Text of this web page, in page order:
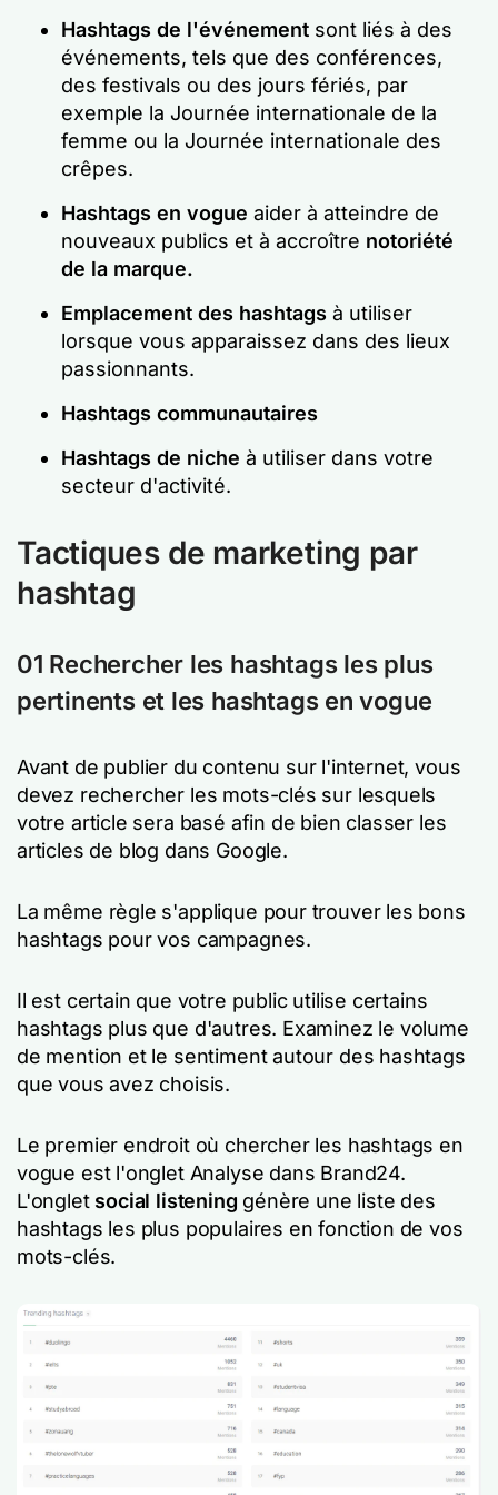
Hashtags de l'événement sont liés à des
événements, tels que des conférences,
des festivals ou des jours fériés, par
exemple la Journée internationale de la
femme ou la Journée internationale des
crêpes.
Hashtags en vogue aider à atteindre de
nouveaux publics et à accroître notoriété
de la marque.
Emplacement des hashtags à utiliser
lorsque vous apparaissez dans des lieux
passionnants.
Hashtags communautaires
Hashtags de niche à utiliser dans votre
secteur d'activité.
Tactiques de marketing par
hashtag
01 Rechercher les hashtags les plus
pertinents et les hashtags en vogue
Avant de publier du contenu sur l'internet, vous
devez rechercher les mots-clés sur lesquels
votre article sera basé afin de bien classer les
articles de blog dans Google.
La même règle s'applique pour trouver les bons
hashtags pour vos campagnes.
Il est certain que votre public utilise certains
hashtags plus que d'autres. Examinez le volume
de mention et le sentiment autour des hashtags
que vous avez choisis.
Le premier endroit où chercher les hashtags en
vogue est l'onglet Analyse dans Brand24.
L'onglet social listening génère une liste des
hashtags les plus populaires en fonction de vos
mots-clés.